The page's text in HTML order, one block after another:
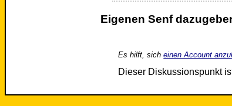
Eigenen Senf
Es hilft, sicheinen Account
Dieser Diskussionspunkt